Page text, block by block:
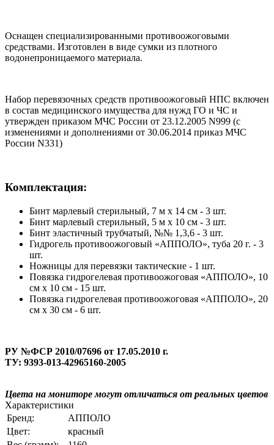
Оснащен специализированными противоожоговыми
средствами. Изготовлен в виде сумки из плотного
водонепроницаемого материала.
Набор перевязочных средств противоожоговый НПС включен
в состав медицинского имущества для нужд ГО и ЧС и
утвержден приказом МЧС России от 23.12.2005 N999 (с
изменениями и дополнениями от 30.06.2014 приказ МЧС
России N331)
Комплектация:
Бинт марлевый стерильный, 7 м х 14 см - 3 шт.
Бинт марлевый стерильный, 5 м х 10 см - 3 шт.
Бинт эластичный трубчатый, №№ 1,3,6 - 3 шт.
Гидрогель противоожоговый «АППОЛО», туба 20 г. - 3
шт.
Ножницы для перевязки тактические - 1 шт.
Повязка гидрогелевая противоожоговая «АППОЛО», 10
см х 10 см - 15 шт.
Повязка гидрогелевая противоожоговая «АППОЛО», 20
см х 30 см - 6 шт.
РУ №ФСР 2010/07696 от 17.05.2010 г.
ТУ: 9393-013-42965160-2005
Цвета на мониторе могут отличаться от реальных цветов
Характеристики
Бренд:
АППОЛО
Цвет:
красный